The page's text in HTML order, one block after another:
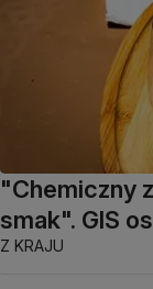
"Chemiczny
smak". GIS
Z KRAJU